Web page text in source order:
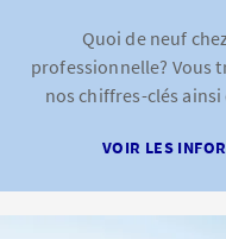
Quoi de neuf
professionnelle? Vous
nos chiffres-clés
VOIR LES